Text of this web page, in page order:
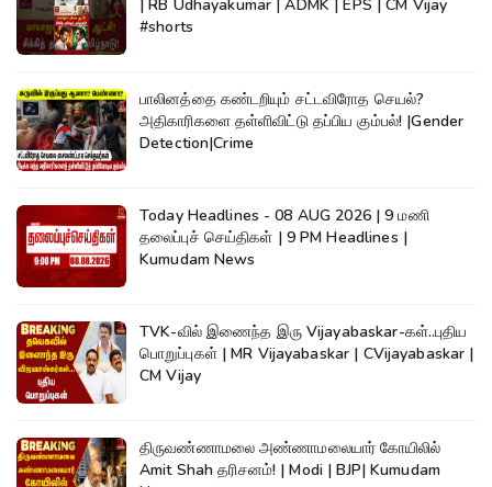
| RB Udhayakumar | ADMK | EPS | CM Vijay
#shorts
பாலினத்தை கண்டறியும் சட்டவிரோத செயல்?
அதிகாரிகளை தள்ளிவிட்டு தப்பிய கும்பல்! |Gender
Detection|Crime
Today Headlines - 08 AUG 2026 | 9 மணி
தலைப்புச் செய்திகள் | 9 PM Headlines |
Kumudam News
TVK-வில் இணைந்த இரு Vijayabaskar-கள்..புதிய
பொறுப்புகள் | MR Vijayabaskar | CVijayabaskar |
CM Vijay
திருவண்ணாமலை அண்ணாமலையார் கோயிலில்
Amit Shah தரிசனம்! | Modi | BJP| Kumudam